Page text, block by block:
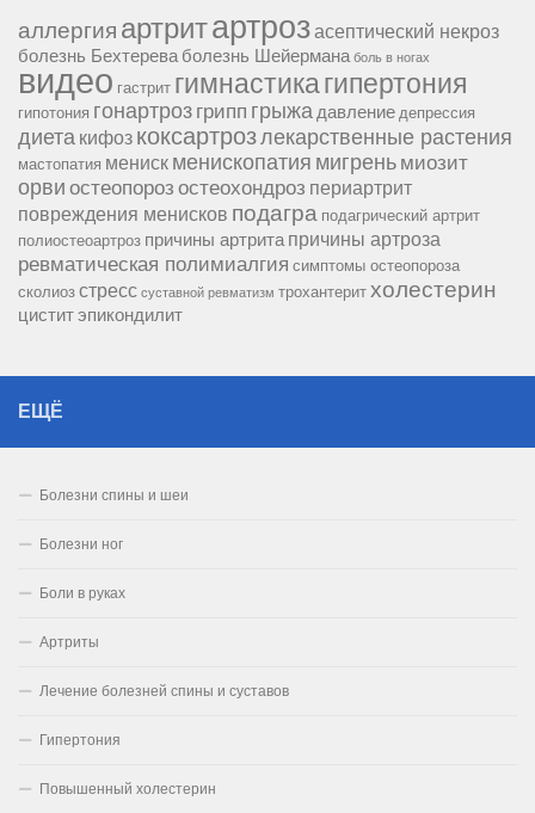
аллергия артритартрозасептический некроз
болезнь Бехтерева болезнь Шейермана боль в ногах
видео гастрит гимнастикагипертония
гипотония гонартроз грипп грыжа давление депрессия
диета кифоз коксартроз лекарственные растения
мастопатия мениск менископатия мигрень миозит
орви остеопороз остеохондроз периартрит
повреждения менисков подагра подагрический артрит
полиостеоартроз причины артрита причины артроза
ревматическая полимиалгия симптомы остеопороза
сколиоз стресс суставной ревматизм трохантерит холестерин
циститэпикондилит
ЕЩЁ
Болезни спины и шеи
Болезни ног
Боли в руках
Артриты
Лечение болезней спины и суставов
Гипертония
Повышенный холестерин